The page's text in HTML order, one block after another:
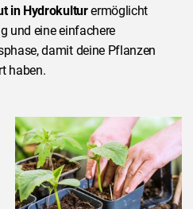
in Hydrokulturermöglicht
und eine einfachere
damit deine Pflanzen
haben.